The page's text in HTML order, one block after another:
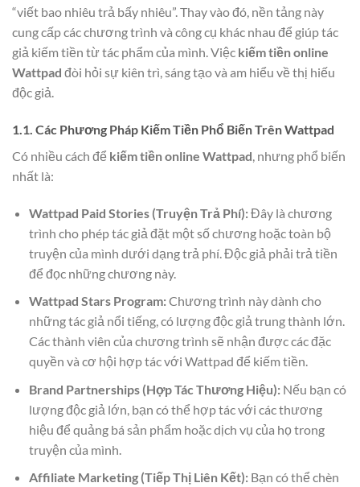
“viết bao nhiêu trả bấy nhiêu”. Thay vào đó, nền tảng này
cung cấp các chương trình và công cụ khác nhau để giúp tác
giả kiếm tiền từ tác phẩm của mình. Việc kiếm tiền online
Wattpad đòi hỏi sự kiên trì, sáng tạo và am hiểu về thị hiếu
độc giả.
1.1. Các Phương Pháp Kiếm Tiền Phổ Biến Trên Wattpad
Có nhiều cách để kiếm tiền online Wattpad , nhưng phổ biến
nhất là:
Wattpad Paid Stories (Truyện Trả Phí):Đây là chương
trình cho phép tác giả đặt một số chương hoặc toàn bộ
truyện của mình dưới dạng trả phí. Độc giả phải trả tiền
để đọc những chương này.
Wattpad Stars Program:Chương trình này dành cho
những tác giả nổi tiếng, có lượng độc giả trung thành lớn.
Các thành viên của chương trình sẽ nhận được các đặc
quyền và cơ hội hợp tác với Wattpad để kiếm tiền.
Brand Partnerships (Hợp Tác Thương Hiệu):Nếu bạn có
lượng độc giả lớn, bạn có thể hợp tác với các thương
hiệu để quảng bá sản phẩm hoặc dịch vụ của họ trong
truyện của mình.
Affiliate Marketing (Tiếp Thị Liên Kết):Bạn có thể chèn